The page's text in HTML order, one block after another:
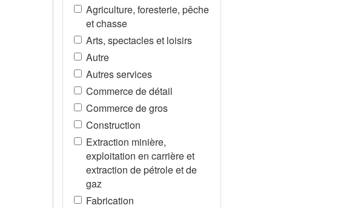
Agriculture, foresterie, pêche
et chasse
Arts, spectacles et loisirs
Autre
Autres services
Commerce de détail
Commerce de gros
Construction
Extraction minière,
exploitation en carrière et
extraction de pétrole et de
gaz
Fabrication